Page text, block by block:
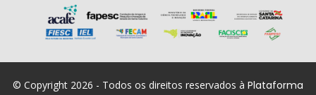
© Copyright 2026 - Todos os direitos reservados à Plataforma